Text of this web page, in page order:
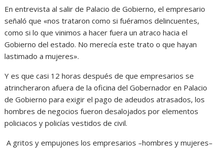
En entrevista al salir de Palacio de Gobierno, el empresario
señaló que «nos trataron como si fuéramos delincuentes,
como si lo que vinimos a hacer fuera un atraco hacia el
Gobierno del estado. No merecía este trato o que hayan
lastimado a mujeres».
Y es que casi 12 horas después de que empresarios se
atrincheraron afuera de la oficina del Gobernador en Palacio
de Gobierno para exigir el pago de adeudos atrasados, los
hombres de negocios fueron desalojados por elementos
policiacos y policías vestidos de civil.
A gritos y empujones los empresarios –hombres y mujeres–